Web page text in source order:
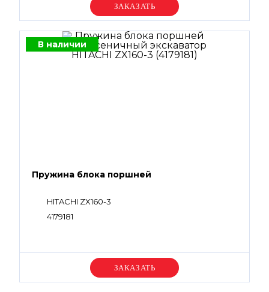
Уточняйте цену
В наличии
Пружина блока поршней
HITACHI ZX160-3
4179181
Уточняйте цену